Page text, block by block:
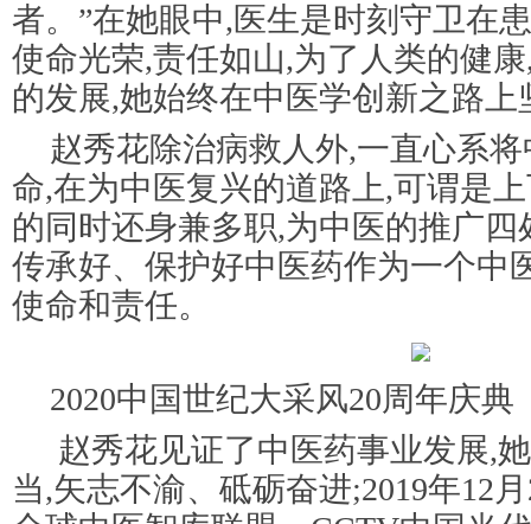
者。”在她眼中,医生是时刻守卫在
使命光荣,责任如山,为了人类的健
的发展,她始终在中医学创新之路上
赵秀花除治病救人外,一直心系
命,在为中医复兴的道路上,可谓是
的同时还身兼多职,为中医的推广
传承好、保护好中医药作为一个中
使命和责任。
2020中国世纪大采风20周年庆典
赵秀花见证了中医药事业发展,
当,矢志不渝、砥砺奋进;2019年12